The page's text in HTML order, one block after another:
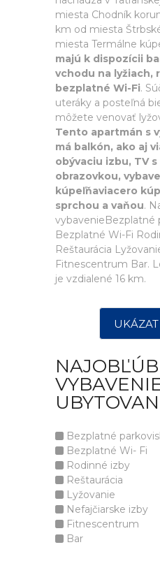
miesta Chodník
km od miesta
miesta Termálne
majú k dispozícii
vchodu na lyžiach,
bezplatné Wi-Fi.
uteráky a posteľná
môžete venovať
Tento apartmán s
má balkón, ako aj
obývaciu izbu, TV
obrazovkou,
kúpeľňaviacero
sprchou a vaňou.
vybavenieBezplatné
Bezplatné Wi-Fi
Reštaurácia
Fitnescentrum Bar.
je vzdialené 16 km.
Bezplatné
Bezplatné Wi- Fi
Rodinné izby
Reštaurácia
Lyžovanie
Nefajčiarske izby
Fitnescentrum
Bar